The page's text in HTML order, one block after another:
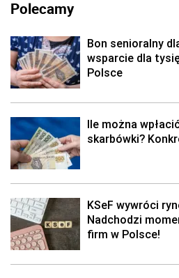
Polecamy
Bon senioralny
wsparcie dla
Polsce
Ile można
skarbówki?
KSeF wywróci
Nadchodzi
firm w Polsce!